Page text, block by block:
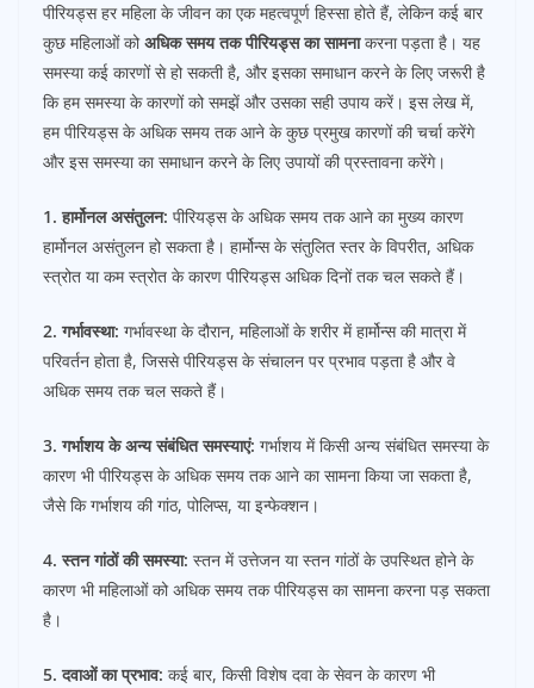
पीरियड्स हर महिला के जीवन का एक महत्वपूर्ण हिस्सा होते हैं, लेकिन कई बार
कुछ महिलाओं कोअधिक समय तक पीरियड्स का सामनाकरना पड़ता है। यह
समस्या कई कारणों से हो सकती है, और इसका समाधान करने के लिए जरूरी है
कि हम समस्या के कारणों को समझें और उसका सही उपाय करें। इस लेख में,
हम पीरियड्स के अधिक समय तक आने के कुछ प्रमुख कारणों की चर्चा करेंगे
और इस समस्या का समाधान करने के लिए उपायों की प्रस्तावना करेंगे।
1. हार्मोनल असंतुलन: पीरियड्स के अधिक समय तक आने का मुख्य कारण
हार्मोनल असंतुलन हो सकता है। हार्मोन्स के संतुलित स्तर के विपरीत, अधिक
स्त्रोत या कम स्त्रोत के कारण पीरियड्स अधिक दिनों तक चल सकते हैं।
2. गर्भावस्था: गर्भावस्था के दौरान, महिलाओं के शरीर में हार्मोन्स की मात्रा में
परिवर्तन होता है, जिससे पीरियड्स के संचालन पर प्रभाव पड़ता है और वे
अधिक समय तक चल सकते हैं।
3. गर्भाशय के अन्य संबंधित समस्याएं: गर्भाशय में किसी अन्य संबंधित समस्या के
कारण भी पीरियड्स के अधिक समय तक आने का सामना किया जा सकता है,
जैसे कि गर्भाशय की गांठ, पोलिप्स, या इन्फेक्शन।
4. स्तन गांठों की समस्या: स्तन में उत्तेजन या स्तन गांठों के उपस्थित होने के
कारण भी महिलाओं को अधिक समय तक पीरियड्स का सामना करना पड़ सकता
है।
5. दवाओं का प्रभाव: कई बार, किसी विशेष दवा के सेवन के कारण भी